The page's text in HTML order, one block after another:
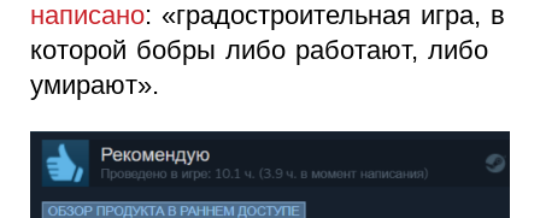
написано: «градостроительная игра, в
которой бобры либо работают, либо
умирают».